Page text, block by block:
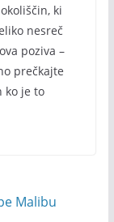
ki
nesreč
poziva –
prečkajte
ko je to
Malibu